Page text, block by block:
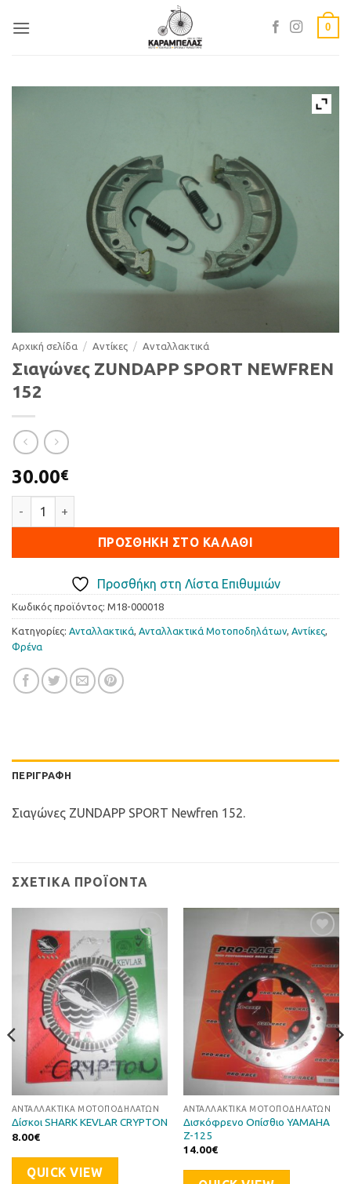
0
Αρχική σελίδα / Αντίκες / Ανταλλακτικά
Σιαγώνες ZUNDAPP SPORT NEWFREN
152
30.00€
ΠΡΟΣΘΉΚΗ ΣΤΟ ΚΑΛΆΘΙ
Προσθήκη στη Λίστα Επιθυμιών
Κωδικός προϊόντος: M18-000018
Κατηγορίες: Ανταλλακτικά Ανταλλακτικά Μοτοποδηλάτων Αντίκες
Φρένα
ΠΕΡΙΓΡΑΦΉ
Σιαγώνες ZUNDAPP SPORT Newfren 152.
ΣΧΕΤΙΚΆ ΠΡΟΪΌΝΤΑ
Προσθήκη
στη Λίστα
Επιθυμιών
ΑΝΤΑΛΛΑΚΤΙΚΆ ΜΟΤΟΠΟΔΗΛΆΤΩΝ
Δίσκοι SHARK KEVLAR CRYPTON
8.00€
QUICK VIEW
στη Λίστα
Επιθυμιών
ΑΝΤΑΛΛΑΚΤΙΚΆ ΜΟΤΟΠΟΔΗΛΆΤΩΝ
Δισκόφρενο Οπίσθιο YAMAHA
Z-125
14.00€